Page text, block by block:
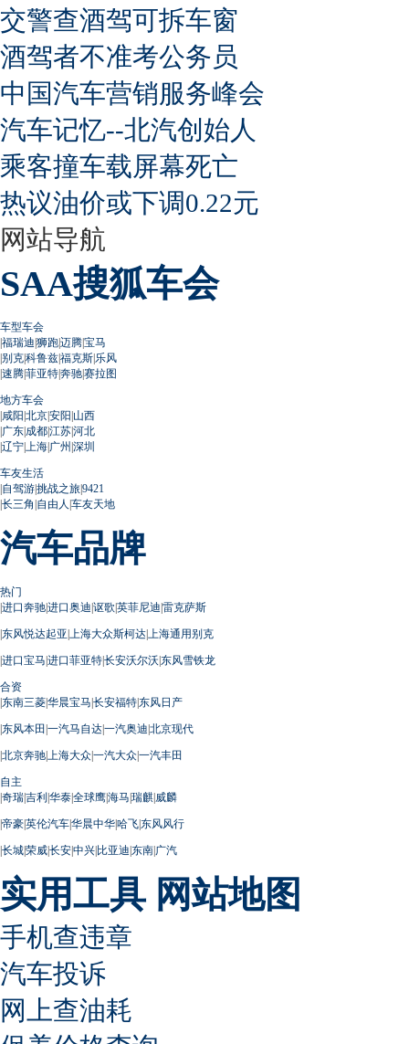
交警查酒驾可拆车窗
酒驾者不准考公务员
中国汽车营销服务峰会
汽车记忆--北汽创始人
乘客撞车载屏幕死亡
热议油价或下调0.22元
网站导航
SAA搜狐车会
车型车会
|福瑞迪|狮跑|迈腾|宝马
|别克|科鲁兹|福克斯|乐风
|速腾|菲亚特|奔驰|赛拉图
地方车会
|咸阳|北京|安阳|山西
|广东|成都|江苏|河北
|辽宁| 上海|广州 |深圳
车友生活
|自驾游|挑战之旅|9421
|长三角 |自由人 |车友天地
汽车品牌
热门
|进口奔驰|进口奥迪|讴歌|英菲尼迪|雷克萨斯
|东风悦达起亚| 上海大众斯柯达| 上海通用别克
|进口宝马|进口菲亚特|长安沃尔沃|东风雪铁龙
合资
|东南三菱|华晨宝马|长安福特|东风日产
|东风本田 |一汽马自达|一汽奥迪|北京现代
|北京奔驰| 上海大众|一汽大众|一汽丰田
自主
|奇瑞|吉利|华泰|全球鹰|海马|瑞麒|威麟
|帝豪|英伦汽车|华晨中华|哈飞|东风风行
|长城|荣威|长安|中兴|比亚迪|东南|广汽
实用工具 网站地图
手机查违章
汽车投诉
网上查油耗